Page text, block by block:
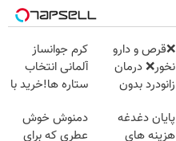
❌قرص‌ و دارو
نخور❌ درمان
زانودرد بدون
کرم جوانساز
آلمانی انتخاب
ستاره ها!خرید با
پایان دغدغه
هزینه های
دمنوش خوش
عطری که برای